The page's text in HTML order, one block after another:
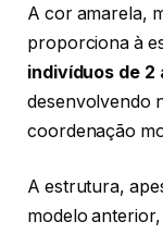
A cor amarela,
proporciona à
indivíduos de 2
desenvolvendo
coordenação
A estrutura,
modelo